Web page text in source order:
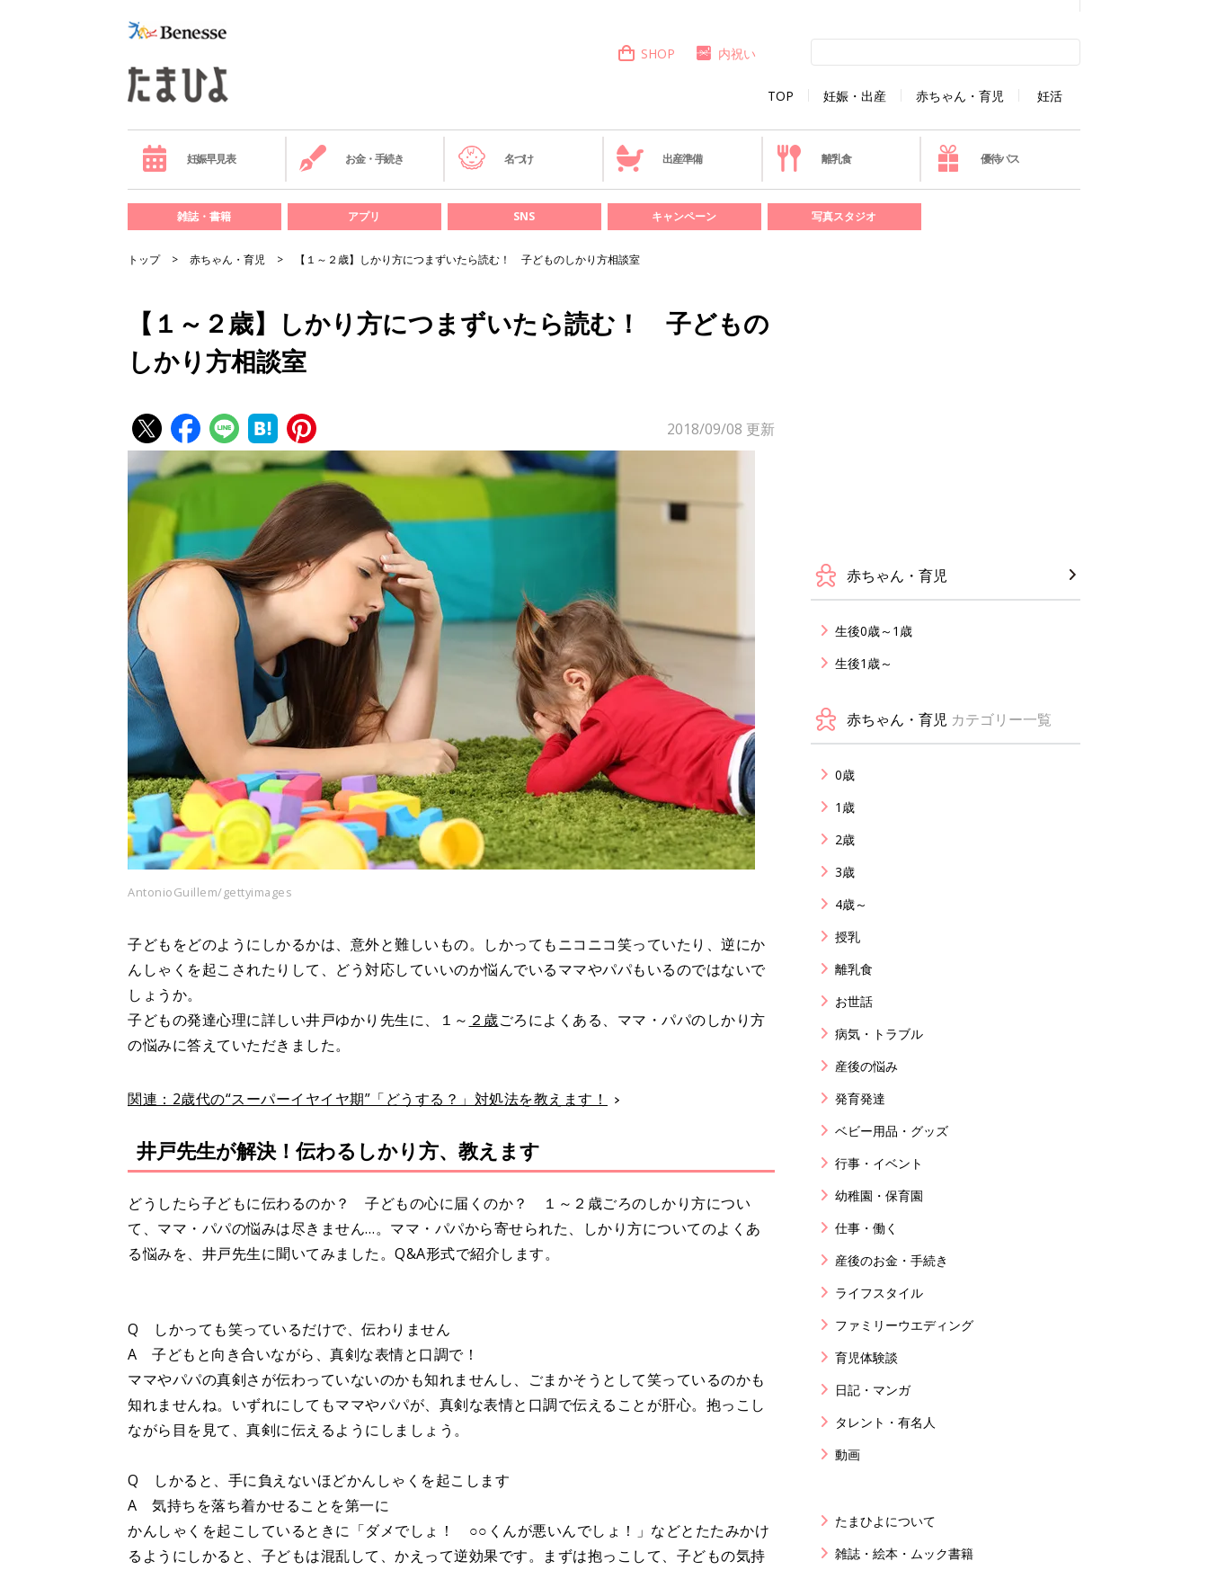
TOP 妊娠・出産 赤ちゃん・育児 妊活
SHOP 内祝い
妊娠早見表 お金・手続き 名づけ 出産準備 離乳食 優待パス
雑誌・書籍 アプリ SNS キャンペーン 写真スタジオ
トップ 赤ちゃん・育児 【１～２歳】しかり方につまずいたら読む！ 子どものしかり方相談室
【１～２歳】しかり方につまずいたら読む！ 子どもの
しかり方相談室
2018/09/08 更新
AntonioGuillem/gettyimages
子どもをどのようにしかるかは、意外と難しいもの。しかってもニコニコ笑っていたり、逆にか
んしゃくを起こされたりして、どう対応していいのか悩んでいるママやパパもいるのではないで
しょうか。
子どもの発達心理に詳しい井戸ゆかり先生に、１～ ２歳ごろによくある、ママ・パパのしかり方
の悩みに答えていただきました。
関連：2歳代の“スーパーイヤイヤ期”「どうする？」対処法を教えます！
井戸先生が解決！伝わるしかり方、教えます
どうしたら子どもに伝わるのか？ 子どもの心に届くのか？ １～２歳ごろのしかり方につい
て、ママ・パパの悩みは尽きません…。ママ・パパから寄せられた、しかり方についてのよくあ
る悩みを、井戸先生に聞いてみました。Q&A形式で紹介します。
Q しかっても笑っているだけで、伝わりません
A 子どもと向き合いながら、真剣な表情と口調で！
ママやパパの真剣さが伝わっていないのかも知れませんし、ごまかそうとして笑っているのかも
知れませんね。いずれにしてもママやパパが、真剣な表情と口調で伝えることが肝心。抱っこし
ながら目を見て、真剣に伝えるようにしましょう。
Q しかると、手に負えないほどかんしゃくを起こします
A 気持ちを落ち着かせることを第一に
かんしゃくを起こしているときに「ダメでしょ！ ○○くんが悪いんでしょ！」などとたたみかけ
るようにしかると、子どもは混乱して、かえって逆効果です。まずは抱っこして、子どもの気持
赤ちゃん・育児
生後0歳～1歳
生後1歳～
赤ちゃん・育児 カテゴリー一覧
0歳
1歳
2歳
3歳
4歳～
授乳
離乳食
お世話
病気・トラブル
産後の悩み
発育発達
ベビー用品・グッズ
行事・イベント
幼稚園・保育園
仕事・働く
産後のお金・手続き
ライフスタイル
ファミリーウエディング
育児体験談
日記・マンガ
タレント・有名人
動画
たまひよについて
雑誌・絵本・ムック書籍